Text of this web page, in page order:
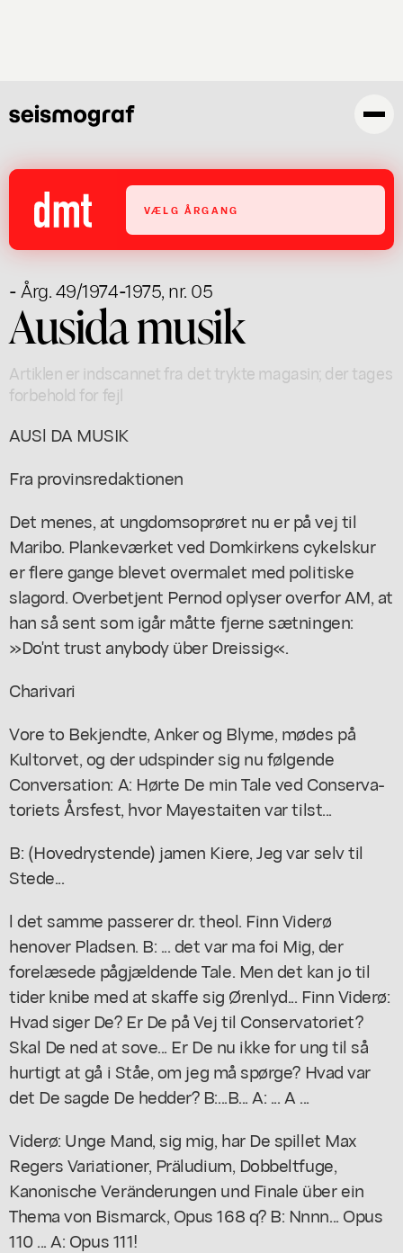
VÆLG ÅRGANG
- Årg. 49/1974-1975, nr. 05
Ausida musik
Artiklen er indscannet fra det trykte magasin; der tages
forbehold for fejl
AUSl DA MUSIK
Fra provinsredaktionen
Det menes, at ungdomsoprøret nu er på vej til
Maribo. Plankeværket ved Domkirkens cykelskur
er flere gange blevet overmalet med politiske
slagord. Overbetjent Pernod oplyser overfor AM, at
han så sent som igår måtte fjerne sætningen:
»Do'nt trust anybody über Dreissig«.
Charivari
Vore to Bekjendte, Anker og Blyme, mødes på
Kultorvet, og der udspinder sig nu følgende
Conversation: A: Hørte De min Tale ved Conserva-
toriets Årsfest, hvor Mayestaiten var tilst...
B: (Hovedrystende) jamen Kiere, Jeg var selv til
Stede...
l det samme passerer dr. theol. Finn Viderø
henover Pladsen. B: ... det var ma foi Mig, der
forelæsede pågjældende Tale. Men det kan jo til
tider knibe med at skaffe sig Ørenlyd... Finn Viderø:
Hvad siger De? Er De på Vej til Conservatoriet?
Skal De ned at sove... Er De nu ikke for ung til så
hurtigt at gå i Ståe, om jeg må spørge? Hvad var
det De sagde De hedder? B:...B... A: ... A ...
Viderø: Unge Mand, sig mig, har De spillet Max
Regers Variationer, Präludium, Dobbeltfuge,
Kanonische Veränderungen und Finale über ein
Thema von Bismarck, Opus 168 q? B: Nnnn... Opus
110 ... A: Opus 111!